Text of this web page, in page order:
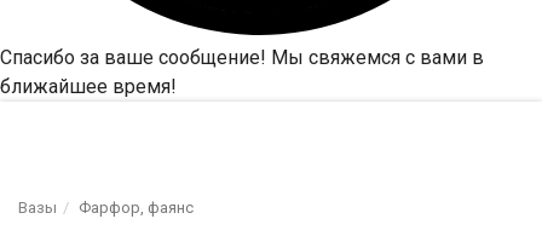
Спасибо за ваше сообщение! Мы свяжемся с вами в
ближайшее время!
Вазы Фарфор, фаянс